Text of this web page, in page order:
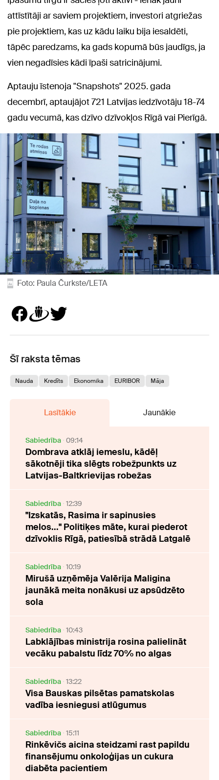
attīstītāji ar saviem projektiem, investori atgriežas
pie projektiem, kas uz kādu laiku bija iesaldēti,
tāpēc paredzams, ka gads kopumā būs jaudīgs, ja
vien negadīsies kādi īpaši satricinājumi.
Aptauju īstenoja "Snapshots" 2025. gada
decembrī, aptaujājot 721 Latvijas iedzīvotāju 18-74
gadu vecumā, kas dzīvo dzīvokļos Rīgā vai Pierīgā.
Foto: Paula Čurkste/LETA
Šī raksta tēmas
Nauda Kredīts Ekonomika EURIBOR Māja
Lasītākie Jaunākie
Sabiedrība 09:14
Dombrava atklāj iemeslu, kādēļ
sākotnēji tika slēgts robežpunkts uz
Latvijas-Baltkrievijas robežas
Sabiedrība 12:39
"Izskatās, Rasima ir sapinusies
melos..." Politiķes māte, kurai piederot
dzīvoklis Rīgā, patiesībā strādā Latgalē
Sabiedrība 10:19
Mirušā uzņēmēja Valērija Maligina
jaunākā meita nonākusi uz apsūdzēto
sola
Sabiedrība 10:43
Labklājības ministrija rosina palielināt
vecāku pabalstu līdz 70% no algas
Sabiedrība 13:22
Visa Bauskas pilsētas pamatskolas
vadība iesniegusi atlūgumus
Sabiedrība 15:11
Rinkēvičs aicina steidzami rast papildu
finansējumu onkoloģijas un cukura
diabēta pacientiem